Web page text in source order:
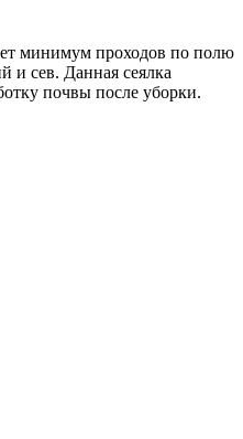
минимум проходов по полю
и сев. Данная сеялка
почвы после уборки.